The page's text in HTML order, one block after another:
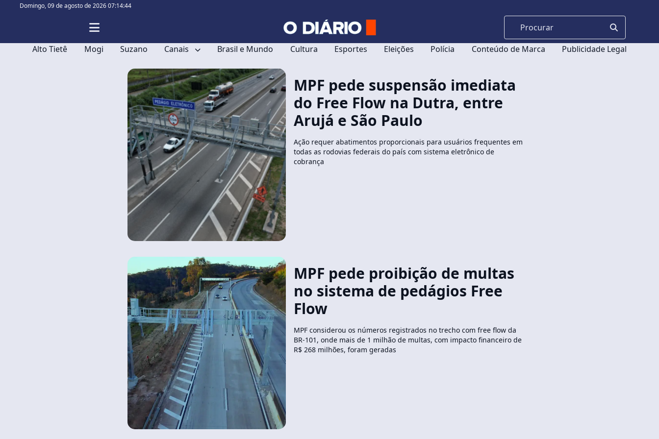
Domingo,09 de agosto de 2026 07:14:44
Alto Tietê Mogi Suzano Canais Brasil e Mundo Cultura Esportes Eleições Polícia Conteúdo de Marca Publicidade Legal
MPF pede suspensão imediata
do Free Flow na Dutra, entre
Arujá e São Paulo
Ação requer abatimentos proporcionais para usuários frequentes em
todas as rodovias federais do país com sistema eletrônico de
cobrança
MPF pede proibição de multas
no sistema de pedágios Free
Flow
MPF considerou os números registrados no trecho com free flow da
BR-101, onde mais de 1 milhão de multas, com impacto financeiro de
R$ 268 milhões, foram geradas